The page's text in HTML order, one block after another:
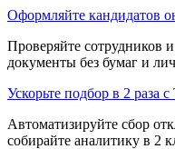
Оформляйте кандидатов
Проверяйте сотрудников
документы без бумаг и
Ускорьте подбор в 2 раза
Автоматизируйте сбор
собирайте аналитику в 2